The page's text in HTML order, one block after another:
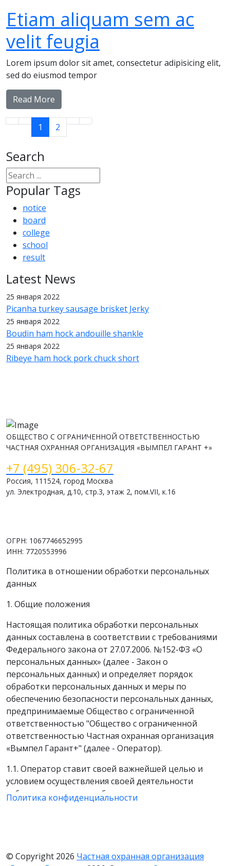
Etiam aliquam sem ac
velit feugia
Lorem ipsum dolor sit amet, consectetur adipisicing elit,
sed do eiusmod tempor
Read More
1 2
Search
Popular Tags
notice
board
college
school
result
Latest News
25 января 2022
Picanha turkey sausage brisket Jerky
25 января 2022
Boudin ham hock andouille shankle
25 января 2022
Ribeye ham hock pork chuck short
ОБЩЕСТВО С ОГРАНИЧЕННОЙ ОТВЕТСТВЕННОСТЬЮ
ЧАСТНАЯ ОХРАННАЯ ОРГАНИЗАЦИЯ «ВЫМПЕЛ ГАРАНТ +»
+7 (495) 306-32-67
Россия, 111524, город Москва
ул. Электродная, д.10, стр.3, этаж 2, пом.VII, к.16
ОГРН: 1067746652995
ИНН: 7720553996
Политика в отношении обработки персональных
данных
1. Общие положения
Настоящая политика обработки персональных
данных составлена в соответствии с требованиями
Федерального закона от 27.07.2006. №152-ФЗ «О
персональных данных» (далее - Закон о
персональных данных) и определяет порядок
обработки персональных данных и меры по
обеспечению безопасности персональных данных,
предпринимаемые Общество с ограниченной
ответственностью "Общество с ограниченной
ответственностью Частная охранная организация
«Вымпел Гарант+" (далее - Оператор).
1.1. Оператор ставит своей важнейшей целью и
условием осуществления своей деятельности
соблюдение прав и свобод человека и гражданина
при обработке его персональных данных, в том
1.2. Настоящая политика Оператора в отношении
обработки персональных данных (далее - Политика)
Политика конфиденциальности
© Copyright 2026 Частная охранная организация